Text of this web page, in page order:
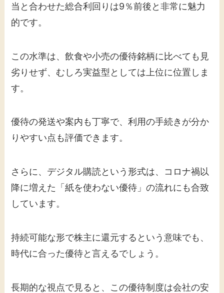
当と合わせた総合利回りは9％前後と非常に魅力
的です。
この水準は、飲食や小売の優待銘柄に比べても見
劣りせず、むしろ実益型としては上位に位置しま
す。
優待の発送や案内も丁寧で、利用の手続きが分か
りやすい点も評価できます。
さらに、デジタル購読という形式は、コロナ禍以
降に増えた「紙を使わない優待」の流れにも合致
しています。
持続可能な形で株主に還元するという意味でも、
時代に合った優待と言えるでしょう。
長期的な視点で見ると、この優待制度は会社の安